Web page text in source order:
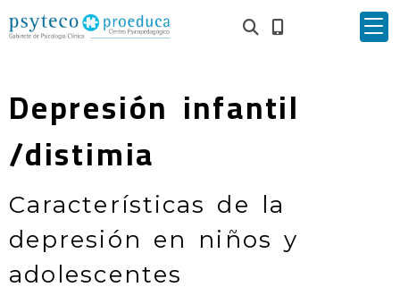
Depresión infantil
/distimia
Características de la
depresión en niños y
adolescentes